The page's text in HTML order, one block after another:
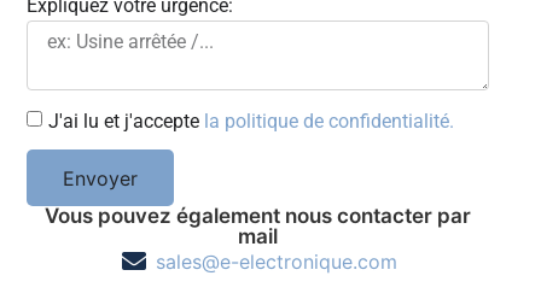
Expliquez votre urgence:
J'ai lu et j'accepte la politique de confidentialité.
Envoyer
Vous pouvez également nous contacter par
mail
sales@e-electronique.com